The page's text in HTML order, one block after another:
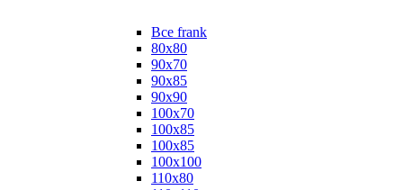
Все frank
80х80
90х70
90х85
90х90
100х70
100х85
100х85
100х100
110х80